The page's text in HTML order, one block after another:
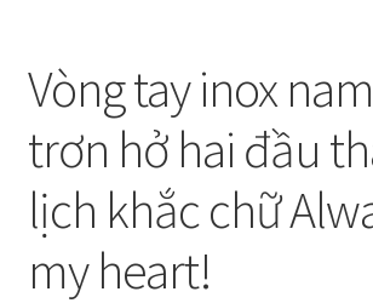
Vòng tay inox
trơn hở hai đầu
lịch khắc chữ
my heart!